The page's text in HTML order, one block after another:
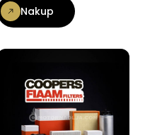
Nakup